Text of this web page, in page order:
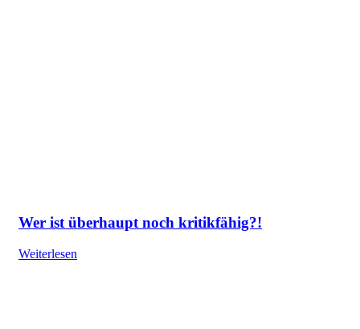
Wer ist überhaupt noch kritikfähig?!
Weiterlesen